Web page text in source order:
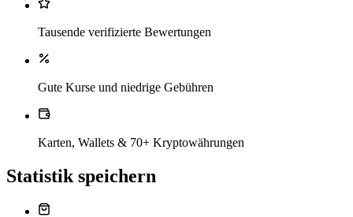
Tausende verifizierte Bewertungen
Gute Kurse und niedrige Gebühren
Karten, Wallets & 70+ Kryptowährungen
Statistik speichern